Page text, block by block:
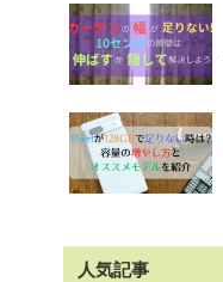
人気記事